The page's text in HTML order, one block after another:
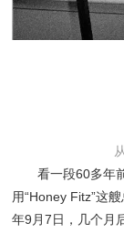
看一段60多年前
用“Honey Fitz”这
年9月7日，几个月